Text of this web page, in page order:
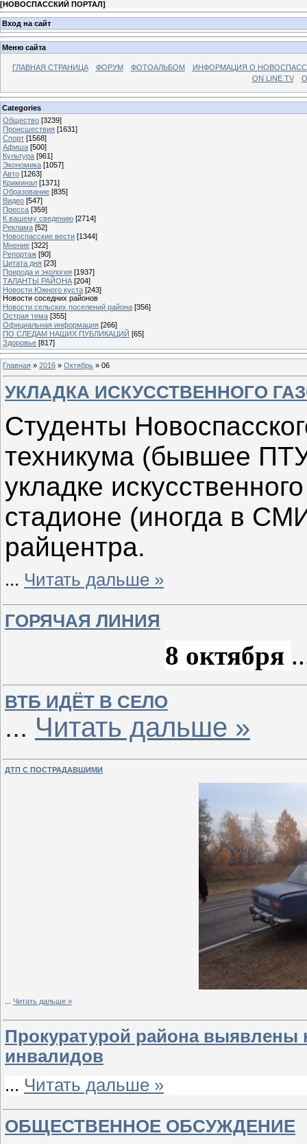
[НОВОСПАССКИЙ ПОРТАЛ]
Вход на сайт
Меню сайта
ГЛАВНАЯ СТРАНИЦА ФОРУМ ФОТОАЛЬБОМ
ИНФОРМАЦИЯ О
ON LINE TV
Categories
Общество [3239]
Происшествия [1631]
Спорт [1568]
Афиша [500]
Культура [961]
Экономика [1057]
Авто [1263]
Криминал [1371]
Образование [835]
Видео [547]
Пресса [359]
К вашему сведению [2714]
Реклама [52]
Новоспасские вести [1344]
Мнение [322]
Репортаж [90]
Цитата дня [23]
Природа и экология [1937]
ТАЛАНТЫ РАЙОНА [204]
Новости Южного куста [243]
Новости соседних районов
Новости сельских поселений района [356]
Острая тема [355]
Официальная информация [266]
ПО СЛЕДАМ НАШИХ ПУБЛИКАЦИЙ [65]
Здоровье [817]
Главная » 2016 » Октябрь » 06
УКЛАДКА ИСКУССТВЕННОГО
Студенты
техникума (бывшее
укладке
стадионе (иногда в
райцентра.
... Читать дальше »
ГОРЯЧАЯ ЛИНИЯ
8 октября
ВТБ ИДЁТ В СЕЛО
... Читать дальше »
ДТП С ПОСТРАДАВШИМИ
Читать дальше »
Прокуратурой района выявлены
инвалидов
... Читать дальше »
ОБЩЕСТВЕННОЕ ОБСУЖДЕНИЕ